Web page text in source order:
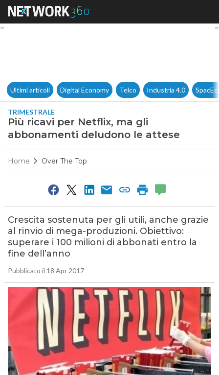
Più ricavi per Netflix, ma gli
Ultimi articoli Digital Economy Telco Industria 4.0
TRIMESTRALE
Più ricavi per Netflix, ma gli
abbonamenti deludono le attese
Home Over The Top
Crescita sostenuta per gli utili, anche grazie
al rinvio di mega-produzioni. Obiettivo:
superare i 100 milioni di abbonati entro la
fine dell’anno
Pubblicato il 18 Apr 2017